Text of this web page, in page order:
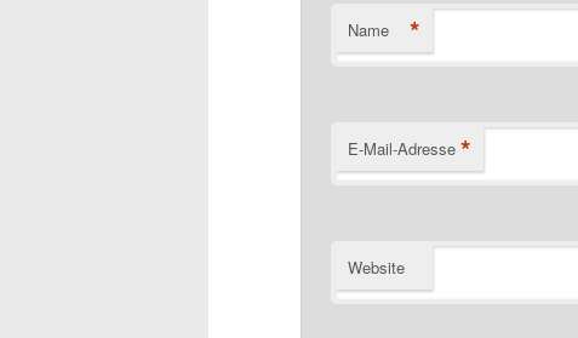
Name *
E-Mail-Adresse *
Website